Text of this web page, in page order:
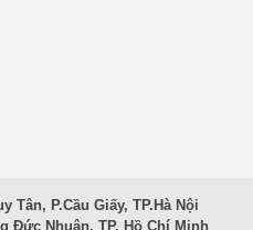
Tân, P.Cầu Giấy, TP.Hà Nội
Đức Nhuận, TP. Hồ Chí Minh